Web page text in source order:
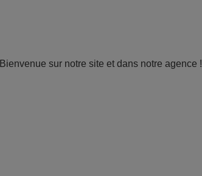
Bienvenue sur notre site et dans notre agence !